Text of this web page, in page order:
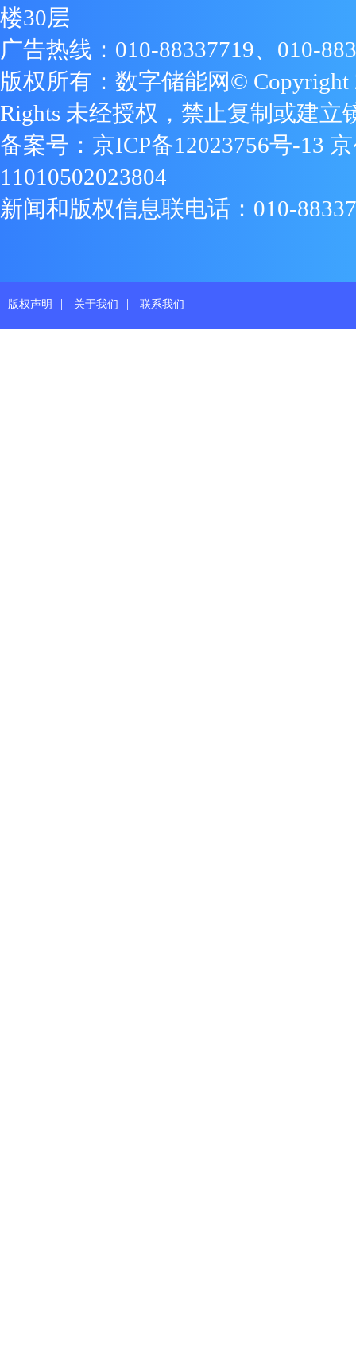
楼30层
广告热线：010-88337719、010-
版权所有：数字储能网© Copyright
Rights 未经授权，禁止复制或建立
备案号： 京ICP备12023756号-13
11010502023804
新闻和版权信息联电话：010-
版权声明 | 关于我们 | 联系我们